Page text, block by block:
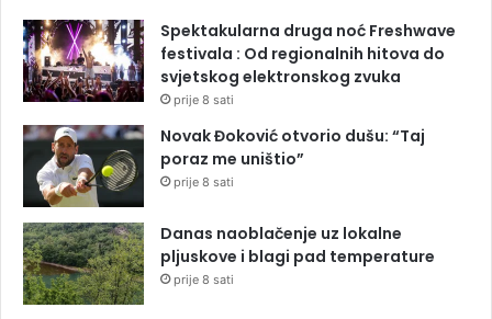
Spektakularna druga noć Freshwave
festivala : Od regionalnih hitova do
svjetskog elektronskog zvuka
prije 8 sati
Novak Đoković otvorio dušu: “Taj
poraz me uništio”
prije 8 sati
Danas naoblačenje uz lokalne
pljuskove i blagi pad temperature
prije 8 sati